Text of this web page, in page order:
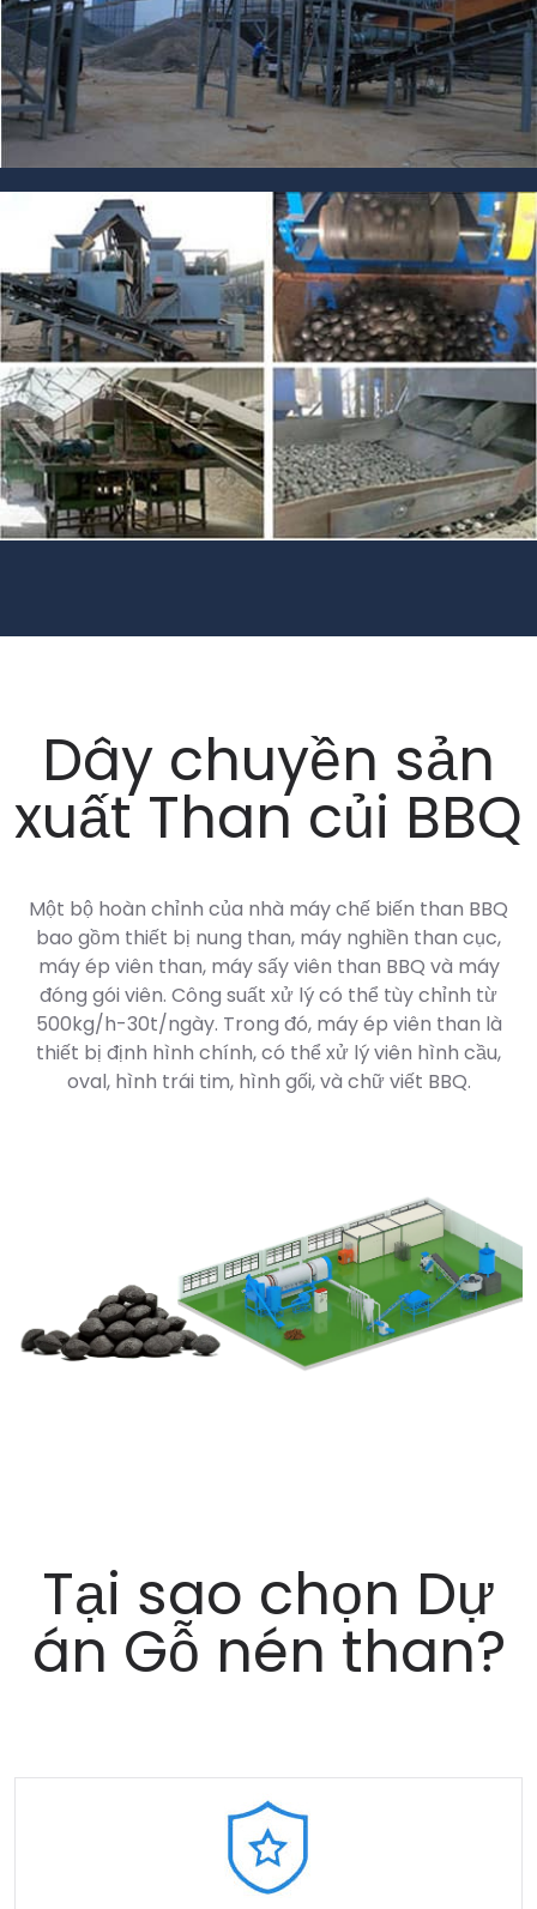
Dây chuyền sản
xuất Than củi BBQ
Một bộ hoàn chỉnh của nhà máy chế biến than BBQ
bao gồm thiết bị nung than, máy nghiền than cục,
máy ép viên than, máy sấy viên than BBQ và máy
đóng gói viên. Công suất xử lý có thể tùy chỉnh từ
500kg/h-30t/ngày. Trong đó, máy ép viên than là
thiết bị định hình chính, có thể xử lý viên hình cầu,
oval, hình trái tim, hình gối, và chữ viết BBQ.
Tại sao chọn Dự
án Gỗ nén than?